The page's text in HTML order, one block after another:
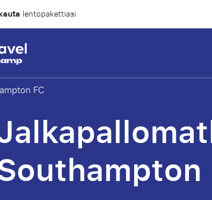
lentopakettiasi
FC